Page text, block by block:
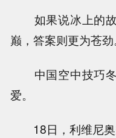
如果说冰上的故
巅，答案则更为苍劲
中国空中技巧冬
爱。
18日，利维尼奥